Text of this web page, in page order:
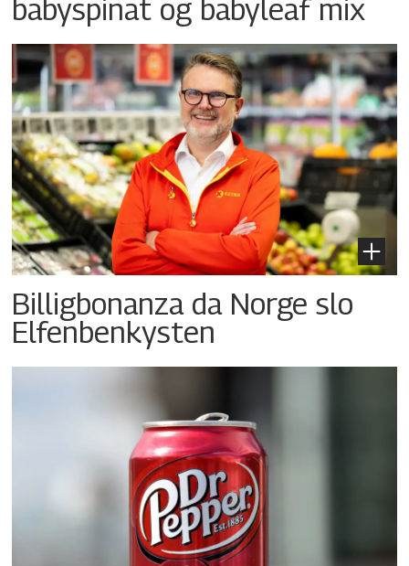
babyspinat og babyleaf mix
Billigbonanza da Norge slo
Elfenbenkysten